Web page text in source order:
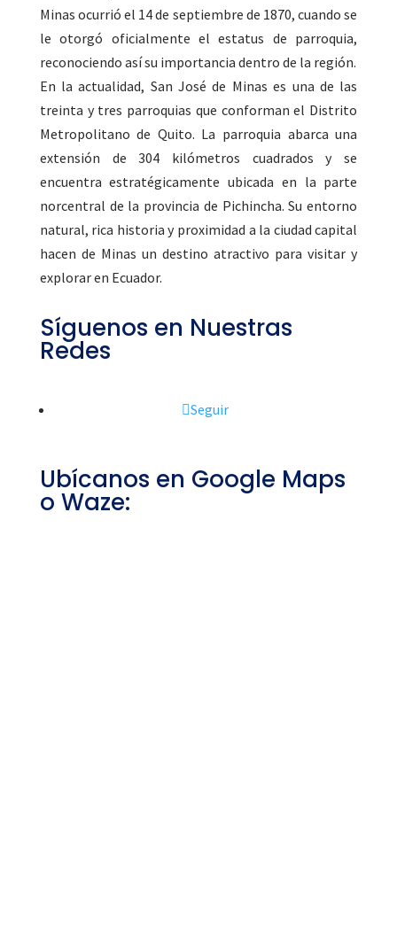
Minas ocurrió el 14 de septiembre de 1870, cuando se
le otorgó oficialmente el estatus de parroquia,
reconociendo así su importancia dentro de la región.
En la actualidad, San José de Minas es una de las
treinta y tres parroquias que conforman el Distrito
Metropolitano de Quito. La parroquia abarca una
extensión de 304 kilómetros cuadrados y se
encuentra estratégicamente ubicada en la parte
norcentral de la provincia de Pichincha. Su entorno
natural, rica historia y proximidad a la ciudad capital
hacen de Minas un destino atractivo para visitar y
explorar en Ecuador.
Síguenos en Nuestras
Redes
Seguir
Ubícanos en Google Maps
o Waze: